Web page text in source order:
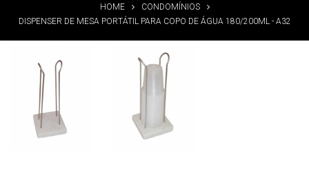
HOME
CONDOMÍNIOS
DISPENSER DE MESA PORTÁTIL PARA COPO DE ÁGUA 180/200ML - A32
Dispenser de
mesa portátil
mesa portátil